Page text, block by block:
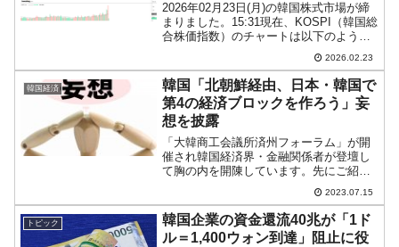
2026年02月23日(月)の韓国株式市場が締
まりました。15:31現在、KOSPI（韓国総
合株価指数）のチャートは以下のように
『Investing.com』より引用）。ローソク
足の実体はほとんどありませんが、ギャ
ッ...
2026.02.23
韓国経済
韓国「北朝鮮経由、日本・韓国で
第4の経済ブロックを作ろう」妄
想を披露
「大韓商工会議所済州フォーラム」が開
催され韓国経済界・金融関係者が登壇し
て胸の内を開陳しています。先にご紹介
した李昌鏞（イ・チャンヨン）『韓国銀
行』総裁の「通貨スワップを結べにはう
んざり」発言もそうですが、登壇者はそ
れぞれにぶっちゃけた発言...
2023.07.15
トピック
韓国企業の資金還流40兆が「1ド
ル＝1,400ウォン到達」阻止に役